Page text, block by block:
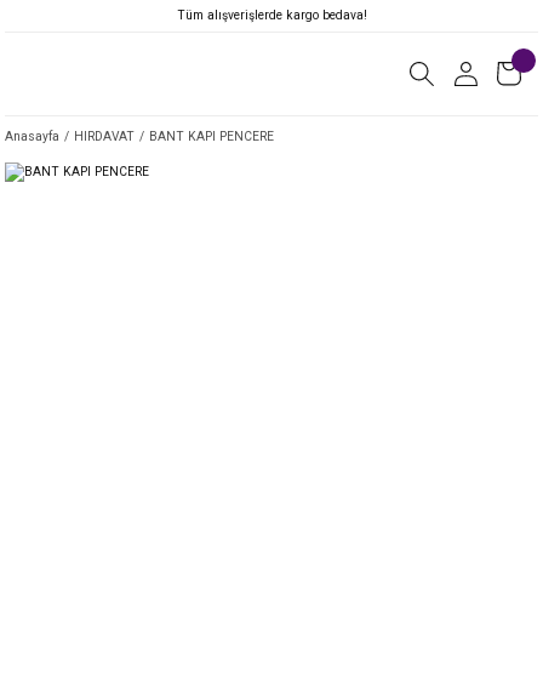
Tüm alışverişlerde kargo bedava!
Anasayfa HIRDAVAT BANT KAPI PENCERE